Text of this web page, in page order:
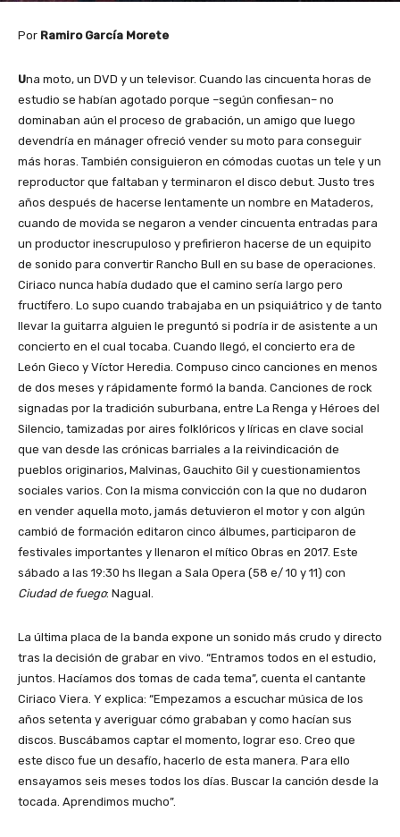
Por Ramiro García Morete
Una moto, un DVD y un televisor. Cuando las cincuenta horas de
estudio se habían agotado porque –según confiesan– no
dominaban aún el proceso de grabación, un amigo que luego
devendría en mánager ofreció vender su moto para conseguir
más horas. También consiguieron en cómodas cuotas un tele y un
reproductor que faltaban y terminaron el disco debut. Justo tres
años después de hacerse lentamente un nombre en Mataderos,
cuando de movida se negaron a vender cincuenta entradas para
un productor inescrupuloso y prefirieron hacerse de un equipito
de sonido para convertir Rancho Bull en su base de operaciones.
Ciriaco nunca había dudado que el camino sería largo pero
fructífero. Lo supo cuando trabajaba en un psiquiátrico y de tanto
llevar la guitarra alguien le preguntó si podría ir de asistente a un
concierto en el cual tocaba. Cuando llegó, el concierto era de
León Gieco y Víctor Heredia. Compuso cinco canciones en menos
de dos meses y rápidamente formó la banda. Canciones de rock
signadas por la tradición suburbana, entre La Renga y Héroes del
Silencio, tamizadas por aires folklóricos y líricas en clave social
que van desde las crónicas barriales a la reivindicación de
pueblos originarios, Malvinas, Gauchito Gil y cuestionamientos
sociales varios. Con la misma convicción con la que no dudaron
en vender aquella moto, jamás detuvieron el motor y con algún
cambió de formación editaron cinco álbumes, participaron de
festivales importantes y llenaron el mítico Obras en 2017. Este
sábado a las 19:30 hs llegan a Sala Opera (58 e/ 10 y 11) con
Ciudad de fuego: Nagual.
La última placa de la banda expone un sonido más crudo y directo
tras la decisión de grabar en vivo. “Entramos todos en el estudio,
juntos. Hacíamos dos tomas de cada tema”, cuenta el cantante
Ciriaco Viera. Y explica: “Empezamos a escuchar música de los
años setenta y averiguar cómo grababan y como hacían sus
discos. Buscábamos captar el momento, lograr eso. Creo que
este disco fue un desafío, hacerlo de esta manera. Para ello
ensayamos seis meses todos los días. Buscar la canción desde la
tocada. Aprendimos mucho”.